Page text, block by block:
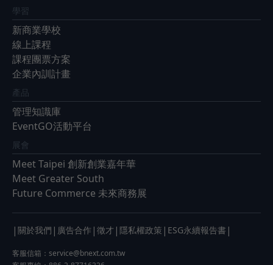
學習
新商業學校
線上課程
課程團票方案
企業內訓計畫
產品
管理知識庫
EventGO活動平台
展會
Meet Taipei 創新創業嘉年華
Meet Greater South
Future Commerce 未來商務展
| 關於我們 | 廣告合作 | 徵才 | 隱私權政策 | ESG永續報告書 |
客服信箱： service@bnext.com.tw